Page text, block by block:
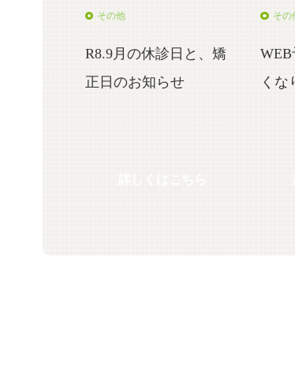
その他
R8.9月の休診日と、矯
正日のお知らせ
その
くな